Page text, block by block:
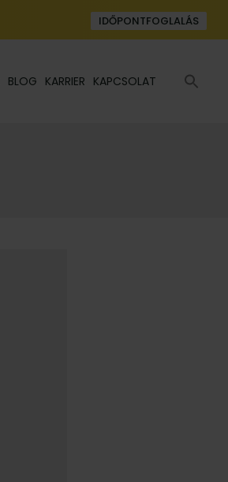
IDŐPONTFOGLALÁS
BLOG KARRIER KAPCSOLAT